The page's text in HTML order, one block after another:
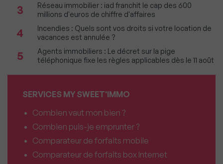
3
Réseau immobilier : iad franchit le cap des 600
millions d'euros de chiffre d'affaires
4
Incendies : Quels sont vos droits si votre location de
vacances est annulée ?
5
Agents immobiliers : Le décret sur la pige
téléphonique fixe les règles applicables dès le 11 août
SERVICES MY SWEET'IMMO
Combien vaut mon bien ?
Combien puis-je emprunter ?
Comparateur de forfaits mobile
Comparateur de forfaits box Internet